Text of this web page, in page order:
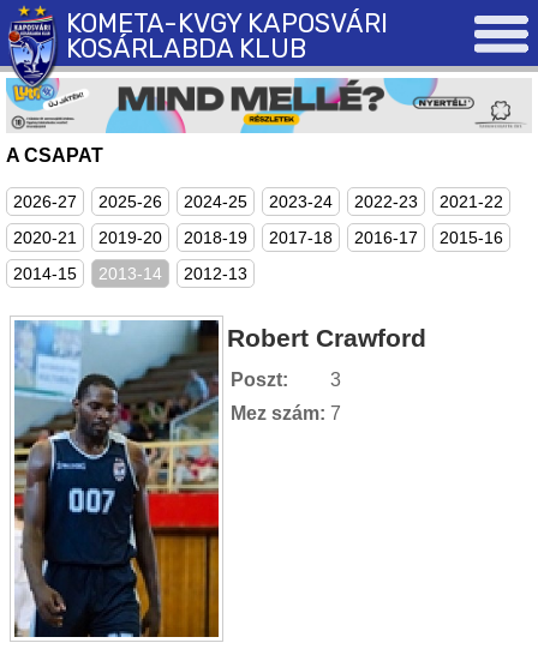
KOMETA-KVGY KAPOSVÁRI
KOSÁRLABDA KLUB
A CSAPAT
2026-27 2025-26 2024-25 2023-24 2022-23
2021-22
2020-21
2019-20 2018-19 2017-18 2016-17
2015-16
2014-15
2013-14 2012-13
Robert Crawford
Poszt:
3
Mez szám: 7